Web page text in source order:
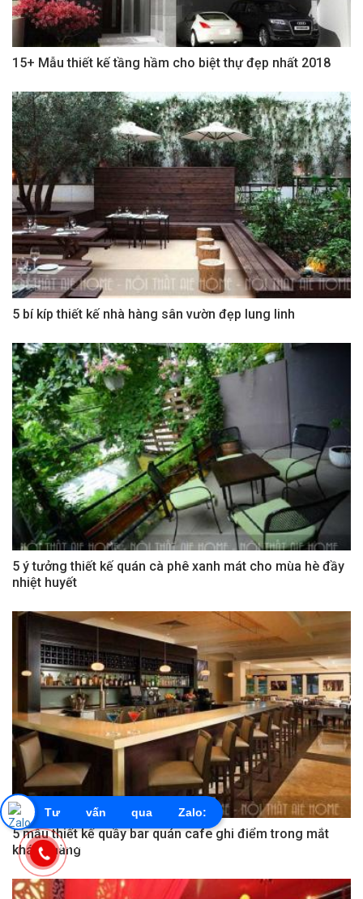
15+ Mẫu thiết kế tầng hầm cho biệt thự đẹp nhất 2018
5 bí kíp thiết kế nhà hàng sân vườn đẹp lung linh
5 ý tưởng thiết kế quán cà phê xanh mát cho mùa hè đầy
nhiệt huyết
5 mẫu thiết kế quầy bar quán cafe ghi điểm trong mắt
khách hàng
Tư vấn qua Zalo:
0855603456